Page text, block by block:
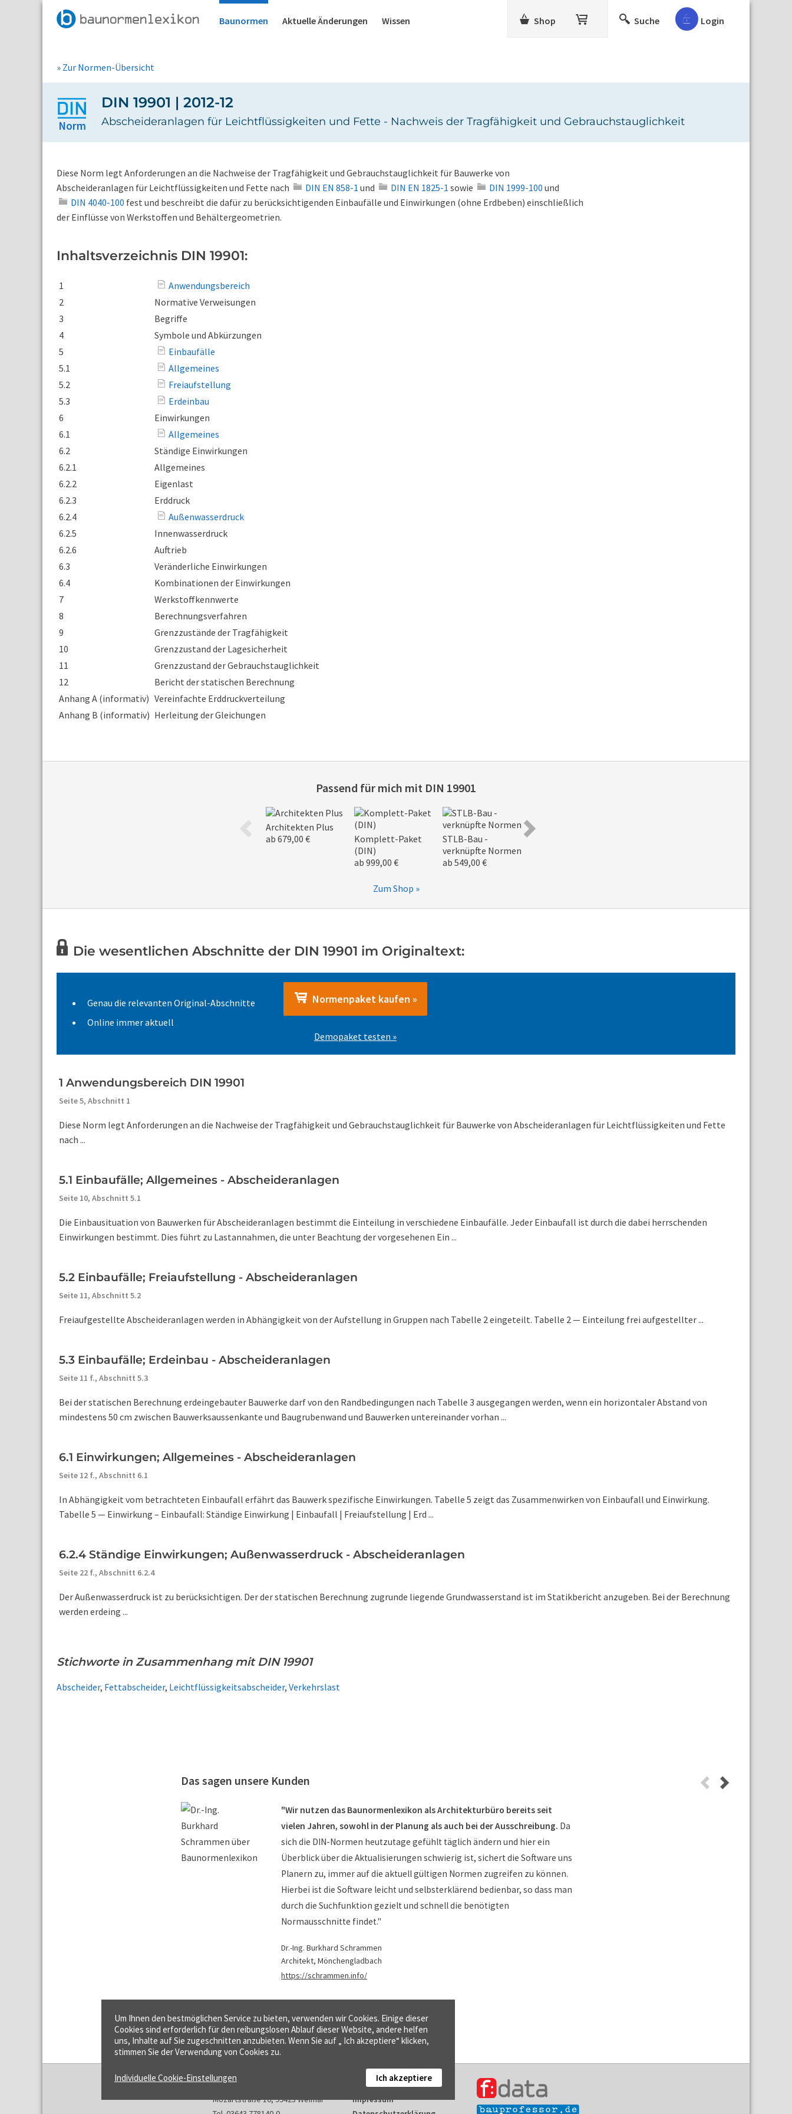
Baunormen Aktuelle Änderungen Wissen Shop Suche Login
» Zur Normen-Übersicht
Norm
DIN 19901 | 2012-12
Abscheideranlagen für Leichtflüssigkeiten und Fette - Nachweis der Tragfähigkeit und Gebrauchstauglichkeit
Diese Norm legt Anforderungen an die Nachweise der Tragfähigkeit und Gebrauchstauglichkeit für Bauwerke von
Abscheideranlagen für Leichtflüssigkeiten und Fette nach
DIN EN 858-1 und DIN EN 1825-1 sowie DIN 1999-100 und
DIN 4040-100 fest und beschreibt die dafür zu berücksichtigenden Einbaufälle und Einwirkungen (ohne Erdbeben) einschließlich
der Einflüsse von Werkstoffen und Behältergeometrien.
Inhaltsverzeichnis DIN 19901:
1
Anwendungsbereich
2
Normative Verweisungen
3
Begriffe
4
Symbole und Abkürzungen
5
Einbaufälle
5.1
Allgemeines
5.2
Freiaufstellung
5.3
Erdeinbau
6
Einwirkungen
6.1
Allgemeines
6.2
Ständige Einwirkungen
6.2.1
Allgemeines
6.2.2
Eigenlast
6.2.3
Erddruck
6.2.4
Außenwasserdruck
6.2.5
Innenwasserdruck
6.2.6
Auftrieb
6.3
Veränderliche Einwirkungen
6.4
Kombinationen der Einwirkungen
7
Werkstoffkennwerte
8
Berechnungsverfahren
9
Grenzzustände der Tragfähigkeit
10
Grenzzustand der Lagesicherheit
11
Grenzzustand der Gebrauchstauglichkeit
12
Bericht der statischen Berechnung
Anhang A (informativ) Vereinfachte Erddruckverteilung
Anhang B (informativ) Herleitung der Gleichungen
Passend für mich mit DIN 19901
Architekten Plus
ab 679,00 €
Komplett-Paket
(DIN)
ab 999,00 €
STLB-Bau -
verknüpfte Normen
ab 549,00 €
Zum Shop »
Die wesentlichen Abschnitte der DIN 19901 im Originaltext:
Genau die relevanten Original-Abschnitte
Online immer aktuell
Normenpaket kaufen »
Demopaket testen »
1 Anwendungsbereich DIN 19901
Seite 5, Abschnitt 1
Diese Norm legt Anforderungen an die Nachweise der Tragfähigkeit und Gebrauchstauglichkeit für Bauwerke von Abscheideranlagen für Leichtflüssigkeiten und Fette
nach ...
5.1 Einbaufälle; Allgemeines - Abscheideranlagen
Seite 10, Abschnitt 5.1
Die Einbausituation von Bauwerken für Abscheideranlagen bestimmt die Einteilung in verschiedene Einbaufälle. Jeder Einbaufall ist durch die dabei herrschenden
Einwirkungen bestimmt. Dies führt zu Lastannahmen, die unter Beachtung der vorgesehenen Ein ...
5.2 Einbaufälle; Freiaufstellung - Abscheideranlagen
Seite 11, Abschnitt 5.2
Freiaufgestellte Abscheideranlagen werden in Abhängigkeit von der Aufstellung in Gruppen nach Tabelle 2 eingeteilt. Tabelle 2 — Einteilung frei aufgestellter ...
5.3 Einbaufälle; Erdeinbau - Abscheideranlagen
Seite 11 f., Abschnitt 5.3
Bei der statischen Berechnung erdeingebauter Bauwerke darf von den Randbedingungen nach Tabelle 3 ausgegangen werden, wenn ein horizontaler Abstand von
mindestens 50 cm zwischen Bauwerksaussenkante und Baugrubenwand und Bauwerken untereinander vorhan ...
6.1 Einwirkungen; Allgemeines - Abscheideranlagen
Seite 12 f., Abschnitt 6.1
In Abhängigkeit vom betrachteten Einbaufall erfährt das Bauwerk spezifische Einwirkungen. Tabelle 5 zeigt das Zusammenwirken von Einbaufall und Einwirkung.
Tabelle 5 — Einwirkung – Einbaufall: Ständige Einwirkung | Einbaufall | Freiaufstellung | Erd ...
6.2.4 Ständige Einwirkungen; Außenwasserdruck - Abscheideranlagen
Seite 22 f., Abschnitt 6.2.4
Der Außenwasserdruck ist zu berücksichtigen. Der der statischen Berechnung zugrunde liegende Grundwasserstand ist im Statikbericht anzugeben. Bei der Berechnung
werden erdeing ...
Stichworte in Zusammenhang mit DIN 19901
Abscheider, Fettabscheider, Leichtflüssigkeitsabscheider, Verkehrslast
Das sagen unsere Kunden
"Wir nutzen das Baunormenlexikon als Architekturbüro bereits seit
vielen Jahren, sowohl in der Planung als auch bei der Ausschreibung. Da
sich die DIN-Normen heutzutage gefühlt täglich ändern und hier ein
Überblick über die Aktualisierungen schwierig ist, sichert die Software uns
Planern zu, immer auf die aktuell gültigen Normen zugreifen zu können.
Hierbei ist die Software leicht und selbsterklärend bedienbar, so dass man
durch die Suchfunktion gezielt und schnell die benötigten
Normausschnitte findet."
Dr.-Ing. Burkhard Schrammen
Architekt, Mönchengladbach
https://schrammen.info/
f:data GmbH
Mozartstraße 16, 99423 Weimar
Kontakt
Impressum
Um Ihnen den bestmöglichen Service zu bieten, verwenden wir Cookies. Einige dieser
Cookies sind erforderlich für den reibungslosen Ablauf dieser Website, andere helfen
uns, Inhalte auf Sie zugeschnitten anzubieten. Wenn Sie auf „ Ich akzeptiere“ klicken,
stimmen Sie der Verwendung von Cookies zu.
Individuelle Cookie-Einstellungen Ich akzeptiere